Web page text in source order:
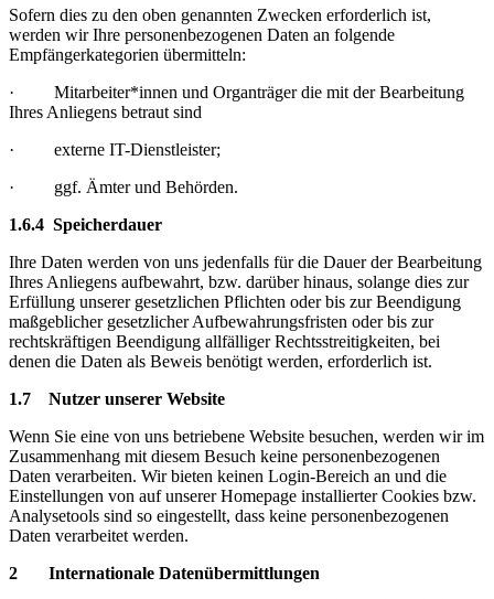
Sofern dies zu den oben genannten Zwecken erforderlich ist,
werden wir Ihre personenbezogenen Daten an folgende
Empfängerkategorien übermitteln:
· Mitarbeiter*innen und Organträger die mit der Bearbeitung
Ihres Anliegens betraut sind
· externe IT-Dienstleister;
· ggf. Ämter und Behörden.
1.6.4 Speicherdauer
Ihre Daten werden von uns jedenfalls für die Dauer der Bearbeitung
Ihres Anliegens aufbewahrt, bzw. darüber hinaus, solange dies zur
Erfüllung unserer gesetzlichen Pflichten oder bis zur Beendigung
maßgeblicher gesetzlicher Aufbewahrungsfristen oder bis zur
rechtskräftigen Beendigung allfälliger Rechtsstreitigkeiten, bei
denen die Daten als Beweis benötigt werden, erforderlich ist.
1.7 Nutzer unserer Website
Wenn Sie eine von uns betriebene Website besuchen, werden wir im
Zusammenhang mit diesem Besuch keine personenbezogenen
Daten verarbeiten. Wir bieten keinen Login-Bereich an und die
Einstellungen von auf unserer Homepage installierter Cookies bzw.
Analysetools sind so eingestellt, dass keine personenbezogenen
Daten verarbeitet werden.
2 Internationale Datenübermittlungen